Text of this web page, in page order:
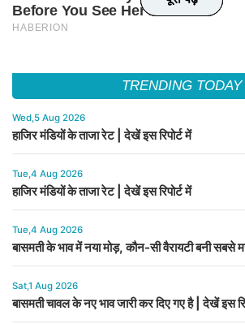
TRENDING TODAY
Wed,5 Aug 2026
हाजिर मंडियों के ताजा रेट | देखें इस रिपोर्ट में
Tue,4 Aug 2026
हाजिर मंडियों के ताजा रेट | देखें इस रिपोर्ट में
Tue,4 Aug 2026
बासमती के भाव में नया मोड़, कौन-सी वैरायटी बनी सबसे
Sat,1 Aug 2026
बासमती चावल के नए भाव जारी कर दिए गए है | देखें इस